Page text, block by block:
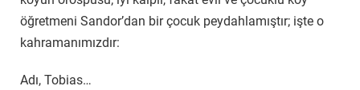
öğretmeni Sandor’dan bir çocuk peydahlamıştır; işte o
kahramanımızdır:
Adı, Tobias…